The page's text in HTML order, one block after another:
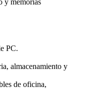
y memorias
PC.
almacenamiento y
de oficina,